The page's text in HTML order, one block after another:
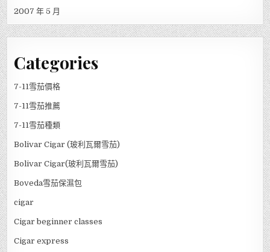
2007 年 5 月
Categories
7-11雪茄價格
7-11雪茄推薦
7-11雪茄種類
Bolivar Cigar (玻利瓦爾雪茄)
Bolivar Cigar(玻利瓦爾雪茄)
Boveda雪茄保濕包
cigar
Cigar beginner classes
Cigar express